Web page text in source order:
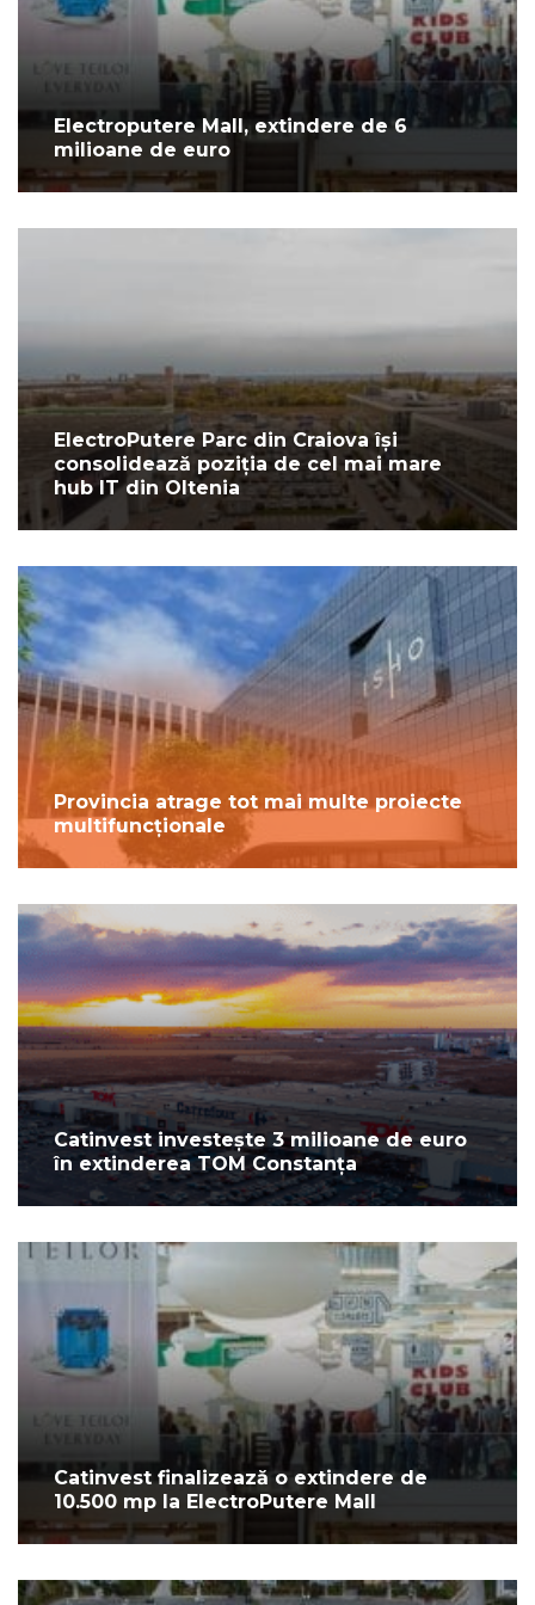
Electroputere Mall, extindere de 6
milioane de euro
ElectroPutere Parc din Craiova își
consolidează poziția de cel mai mare
hub IT din Oltenia
Provincia atrage tot mai multe proiecte
multifuncționale
Catinvest investește 3 milioane de euro
în extinderea TOM Constanța
Catinvest finalizează o extindere de
10.500 mp la ElectroPutere Mall